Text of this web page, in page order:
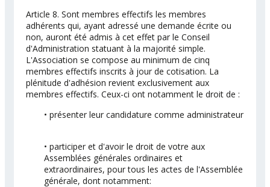
Article 8. Sont membres effectifs les membres
adhérents qui, ayant adressé une demande écrite ou
non, auront été admis à cet effet par le Conseil
d'Administration statuant à la majorité simple.
L'Association se compose au minimum de cinq
membres effectifs inscrits à jour de cotisation. La
plénitude d'adhésion revient exclusivement aux
membres effectifs. Ceux-ci ont notamment le droit de :
• présenter leur candidature comme administrateur
• participer et d'avoir le droit de votre aux
Assemblées générales ordinaires et
extraordinaires, pour tous les actes de l'Assemblée
générale, dont notamment: